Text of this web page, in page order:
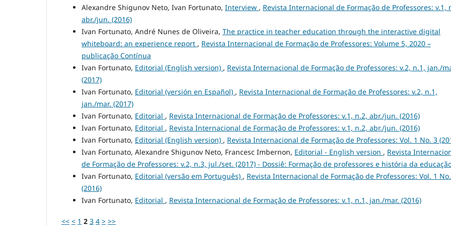
Alexandre Shigunov Neto, Ivan Fortunato, Interview , Revista Internacional de Formação de Professores: v.1,
abr./jun. (2016)
Ivan Fortunato, André Nunes de Oliveira, The practice in teacher education through the interactive digital
whiteboard: an experience report , Revista Internacional de Formação de Professores: Volume 5, 2020 –
publicação Contínua
Ivan Fortunato, Editorial (English version) , Revista Internacional de Formação de Professores: v.2, n.1, jan./
(2017)
Ivan Fortunato, Editorial (versión en Español) , Revista Internacional de Formação de Professores: v.2, n.1,
jan./mar. (2017)
Ivan Fortunato, Editorial , Revista Internacional de Formação de Professores: v.1, n.2, abr./jun. (2016)
Ivan Fortunato, Editorial , Revista Internacional de Formação de Professores: v.1, n.2, abr./jun. (2016)
Ivan Fortunato, Editorial (English version) , Revista Internacional de Formação de Professores: Vol. 1 No. 3
Ivan Fortunato, Alexandre Shigunov Neto, Francesc Imbernon, Editorial - English version , Revista
de Formação de Professores: v.2, n.3, jul./set. (2017) - Dossiê: Formação de professores e história da
Ivan Fortunato, Editorial (versão em Português) , Revista Internacional de Formação de Professores: Vol. 1
(2016)
Ivan Fortunato, Editorial , Revista Internacional de Formação de Professores: v.1, n.1, jan./mar. (2016)
<< < 1 2 3 4 > >>